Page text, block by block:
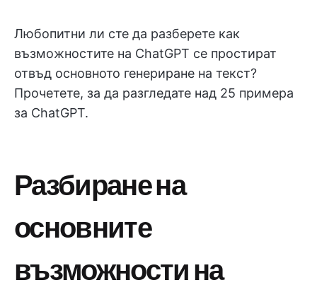
Любопитни ли сте да разберете как
възможностите на ChatGPT се простират
отвъд основното генериране на текст?
Прочетете, за да разгледате над 25 примера
за ChatGPT.
Разбиране на
основните
възможности на